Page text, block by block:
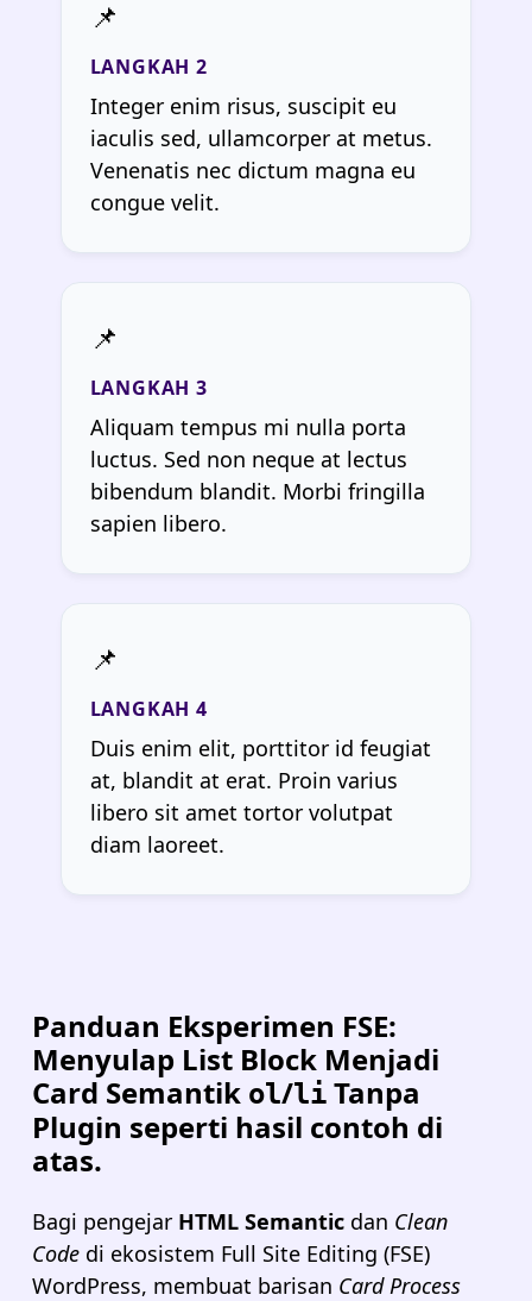
Integer enim risus, suscipit eu
iaculis sed, ullamcorper at metus.
Venenatis nec dictum magna eu
congue velit.
Aliquam tempus mi nulla porta
luctus. Sed non neque at lectus
bibendum blandit. Morbi fringilla
sapien libero.
Duis enim elit, porttitor id feugiat
at, blandit at erat. Proin varius
libero sit amet tortor volutpat
diam laoreet.
Panduan Eksperimen FSE:
Menyulap List Block Menjadi
Card Semantik ol/liTanpa
Plugin seperti hasil contoh di
atas.
Bagi pengejar HTML Semanticdan Clean
Codedi ekosistem Full Site Editing (FSE)
WordPress, membuat barisan Card Process